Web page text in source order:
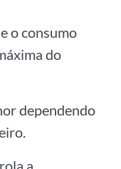
o consumo
do
dependendo
a